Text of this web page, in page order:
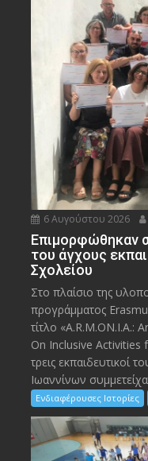
6 Αυγούστου 2026
Eπιμορφώθηκαν
του άγχους
Σχολείου
Στο πλαίσιο της
προγράμματος
τίτλο «A.R.M.ON.I.A.:
On Inclusive Activities
τρεις εκπαιδευτικοί
Ιωαννίνων
Ενδιαφέρουσες Ιστορίες